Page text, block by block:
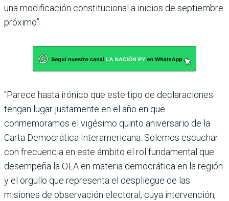
una modificación constitucional a inicios de septiembre
próximo”.
“Parece hasta irónico que este tipo de declaraciones
tengan lugar justamente en el año en que
conmemoramos el vigésimo quinto aniversario de la
Carta Democrática Interamericana. Solemos escuchar
con frecuencia en este ámbito el rol fundamental que
desempeña la OEA en materia democrática en la región
y el orgullo que representa el despliegue de las
misiones de observación electoral, cuya intervención,